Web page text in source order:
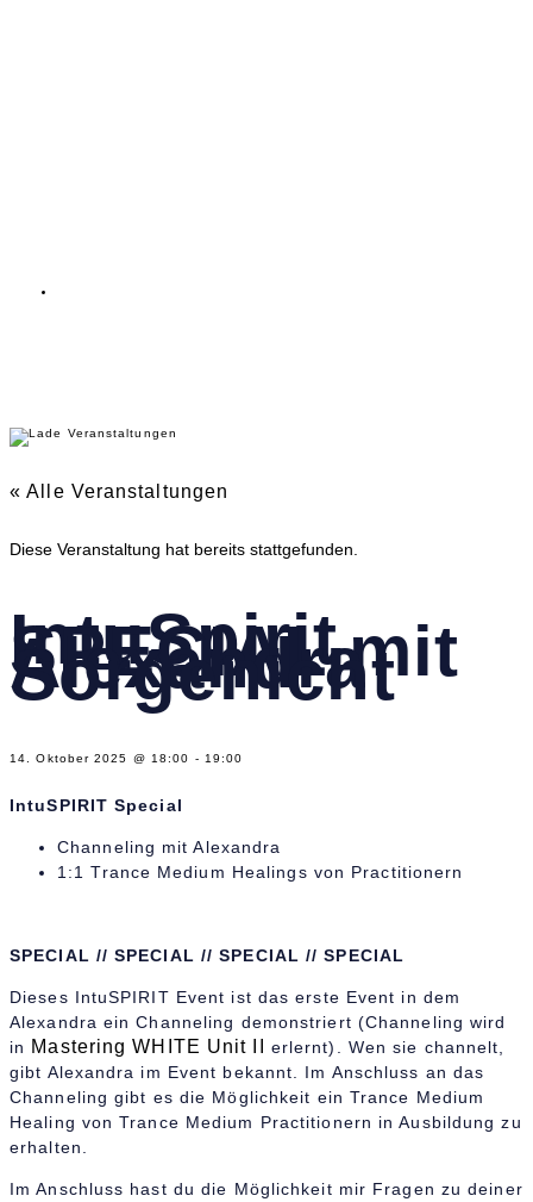
« Alle Veranstaltungen
Diese Veranstaltung hat bereits stattgefunden.
IntuSpirit
SPECIAL mit
Alexandra
Sorgenicht
14. Oktober 2025 @ 18:00 - 19:00
IntuSPIRIT Special
Channeling mit Alexandra
1:1 Trance Medium Healings von Practitionern
SPECIAL // SPECIAL // SPECIAL // SPECIAL
Dieses IntuSPIRIT Event ist das erste Event in dem
Alexandra ein Channeling demonstriert (Channeling wird
in Mastering WHITE Unit II
erlernt). Wen sie channelt,
gibt Alexandra im Event bekannt. Im Anschluss an das
Channeling gibt es die Möglichkeit ein Trance Medium
Healing von Trance Medium Practitionern in Ausbildung zu
erhalten.
Im Anschluss hast du die Möglichkeit mir Fragen zu deiner